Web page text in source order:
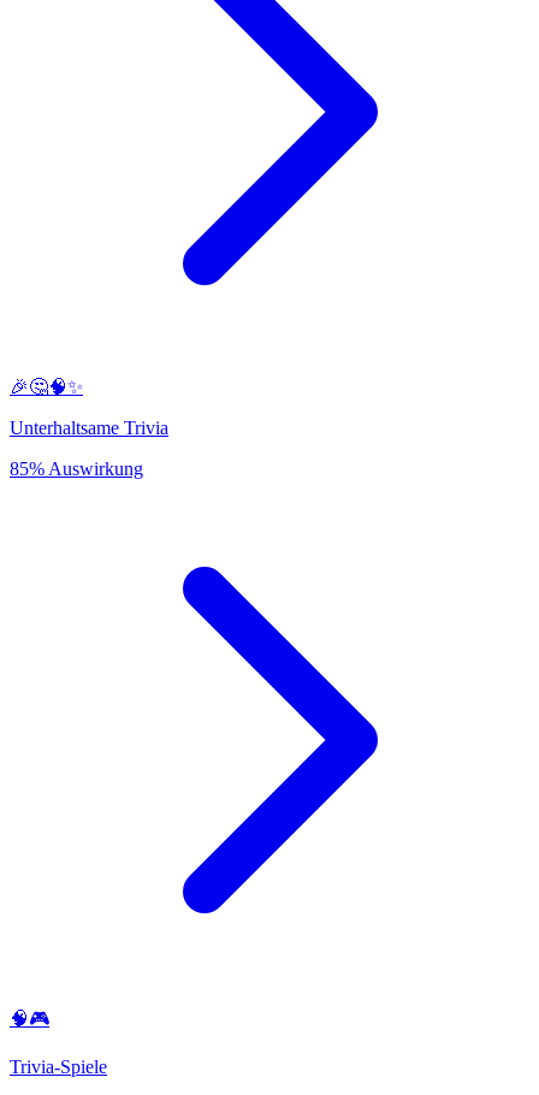
🎉🤔🧠✨
Unterhaltsame Trivia
85% Auswirkung
🧠🎮
Trivia-Spiele